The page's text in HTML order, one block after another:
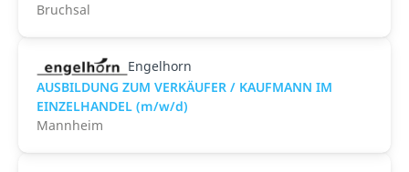
Bruchsal
Engelhorn
AUSBILDUNG ZUM VERKÄUFER / KAUFMANN IM
EINZELHANDEL (m/w/d)
Mannheim